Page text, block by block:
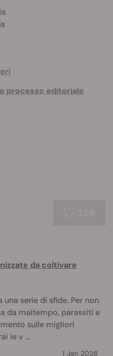
processo editoriale
da coltivare
serie di sfide. Per non
da maltempo, parassiti e
sulle migliori
le v ...
1 Jan 2026